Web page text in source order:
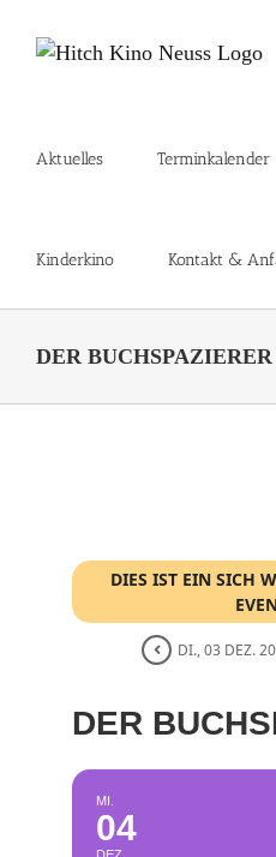
Inhalt
Aktuelles Terminkalender
Kinderkino Kontakt &
DER BUCHSPAZIERER
DIES IST EIN SICH
DI., 03 DEZ.
DER
MI.
04
DEZ.